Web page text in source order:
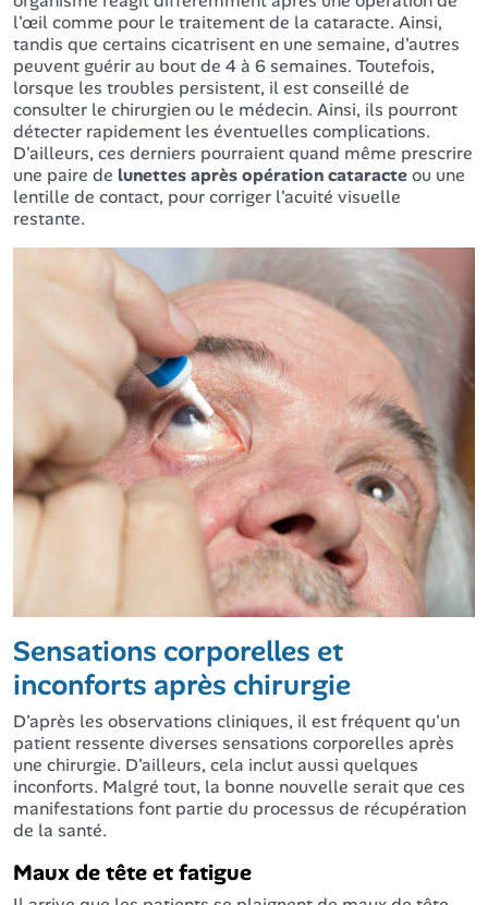
l'œil comme pour le traitement de la cataracte. Ainsi,
tandis que certains cicatrisent en une semaine, d'autres
peuvent guérir au bout de 4 à 6 semaines. Toutefois,
lorsque les troubles persistent, il est conseillé de
consulter le chirurgien ou le médecin. Ainsi, ils pourront
détecter rapidement les éventuelles complications.
D'ailleurs, ces derniers pourraient quand même prescrire
une paire de lunettes après opération cataracteou une
lentille de contact, pour corriger l'acuité visuelle
restante.
Sensations corporelles et
inconforts après chirurgie
D'après les observations cliniques, il est fréquent qu'un
patient ressente diverses sensations corporelles après
une chirurgie. D'ailleurs, cela inclut aussi quelques
inconforts. Malgré tout, la bonne nouvelle serait que ces
manifestations font partie du processus de récupération
de la santé.
Maux de tête et fatigue